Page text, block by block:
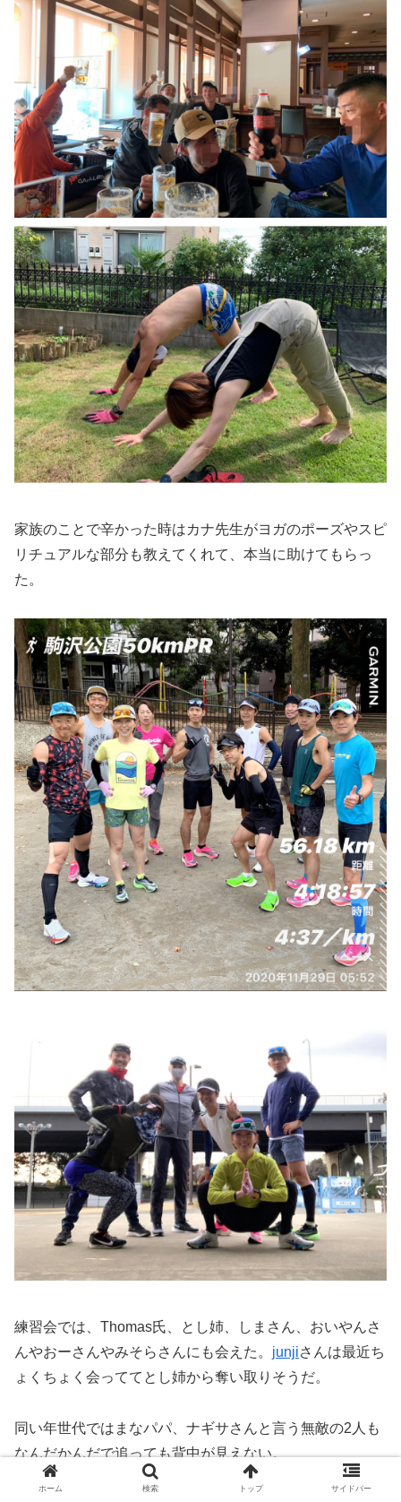
家族のことで辛かった時はカナ先生がヨガのポーズやスピ
リチュアルな部分も教えてくれて、本当に助けてもらっ
た。
練習会では、Thomas氏、とし姉、しまさん、おいやんさ
んやおーさんやみそらさんにも会えた。 junjiさんは最近ち
ょくちょく会っててとし姉から奪い取りそうだ。
同い年世代ではまなパパ、ナギサさんと言う無敵の2人も
なんだかんだで追っても背中が見えない。
ホーム 検索 トップ サイドバー